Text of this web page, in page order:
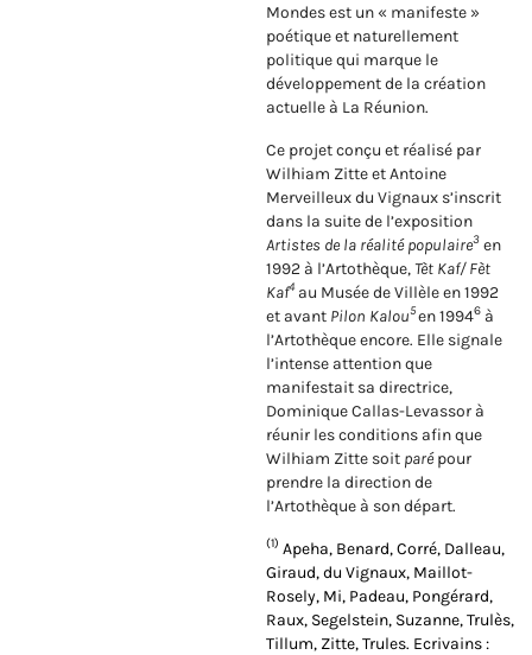
Mondes est un « manifeste »
poétique et naturellement
politique qui marque le
développement de la création
actuelle à La Réunion.
Ce projet conçu et réalisé par
Wilhiam Zitte et Antoine
Merveilleux du Vignaux s’inscrit
dans la suite de l’exposition
Artistes de la réalité populaire3 en
1992 à l’Artothèque,Tèt Kaf/ Fèt
Kaf4 au Musée de Villèle en 1992
et avant Pilon Kalou5en 19946 à
l’Artothèque encore. Elle signale
l’intense attention que
manifestait sa directrice,
Dominique Callas-Levassor à
réunir les conditions afin que
Wilhiam Zitte soit parépour
prendre la direction de
l’Artothèque à son départ.
(1) Apeha, Benard, Corré, Dalleau,
Giraud, du Vignaux, Maillot-
Rosely, Mi, Padeau, Pongérard,
Raux, Segelstein, Suzanne, Trulès,
Tillum, Zitte, Trules. Ecrivains :